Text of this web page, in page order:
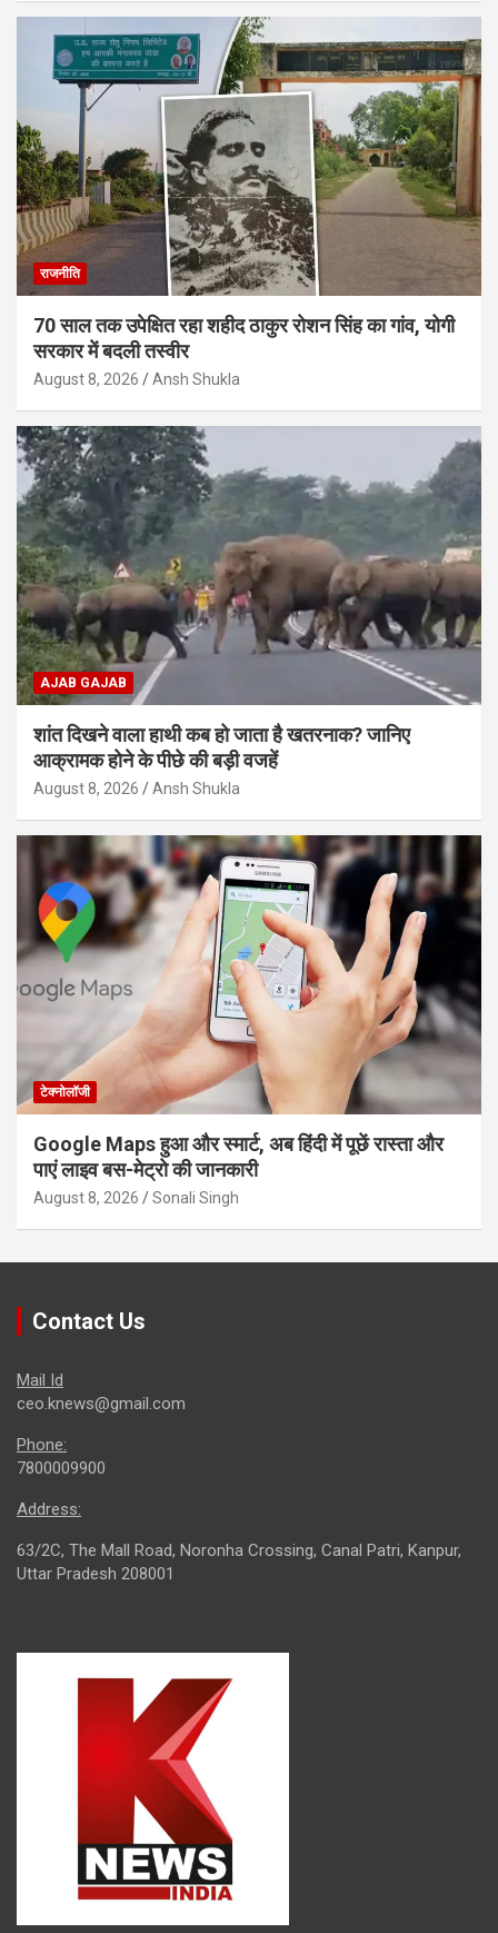
राजनीति
70 साल तक उपेक्षित रहा शहीद ठाकुर रोशन सिंह का गांव, योगी
सरकार में बदली तस्वीर
August 8, 2026 Ansh Shukla
AJAB GAJAB
शांत दिखने वाला हाथी कब हो जाता है खतरनाक? जानिए
आक्रामक होने के पीछे की बड़ी वजहें
August 8, 2026 Ansh Shukla
टेक्नोलॉजी
Google Maps हुआ और स्मार्ट, अब हिंदी में पूछें रास्ता और
पाएं लाइव बस-मेट्रो की जानकारी
August 8, 2026 Sonali Singh
Contact Us
Mail Id
ceo.knews@gmail.com
Phone:
7800009900
Address:
63/2C, The Mall Road, Noronha Crossing, Canal Patri, Kanpur,
Uttar Pradesh 208001